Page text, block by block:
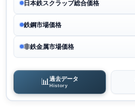
日本鉄スクラップ総合価格
鉄鋼市場価格
非鉄金属市場価格
📊過去データ
History